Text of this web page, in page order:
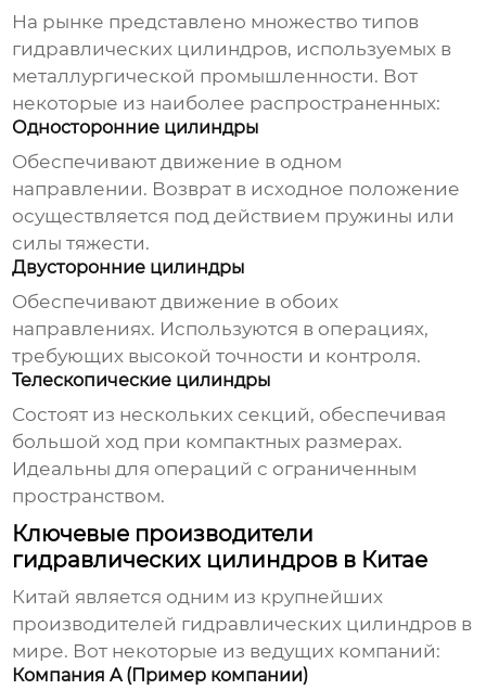
На рынке представлено множество типов
гидравлических цилиндров, используемых в
металлургической промышленности. Вот
некоторые из наиболее распространенных:
Односторонние цилиндры
Обеспечивают движение в одном
направлении. Возврат в исходное положение
осуществляется под действием пружины или
силы тяжести.
Двусторонние цилиндры
Обеспечивают движение в обоих
направлениях. Используются в операциях,
требующих высокой точности и контроля.
Телескопические цилиндры
Состоят из нескольких секций, обеспечивая
большой ход при компактных размерах.
Идеальны для операций с ограниченным
пространством.
Ключевые производители
гидравлических цилиндров в Китае
Китай является одним из крупнейших
производителей гидравлических цилиндров в
мире. Вот некоторые из ведущих компаний:
Компания A (Пример компании)